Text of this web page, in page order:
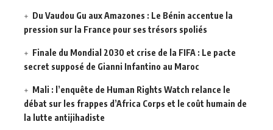
Du Vaudou Gu aux Amazones : Le Bénin accentue la
pression sur la France pour ses trésors spoliés
Finale du Mondial 2030 et crise de la FIFA : Le pacte
secret supposé de Gianni Infantino au Maroc
Mali : l’enquête de Human Rights Watch relance le
débat sur les frappes d’Africa Corps et le coût humain de
la lutte antijihadiste